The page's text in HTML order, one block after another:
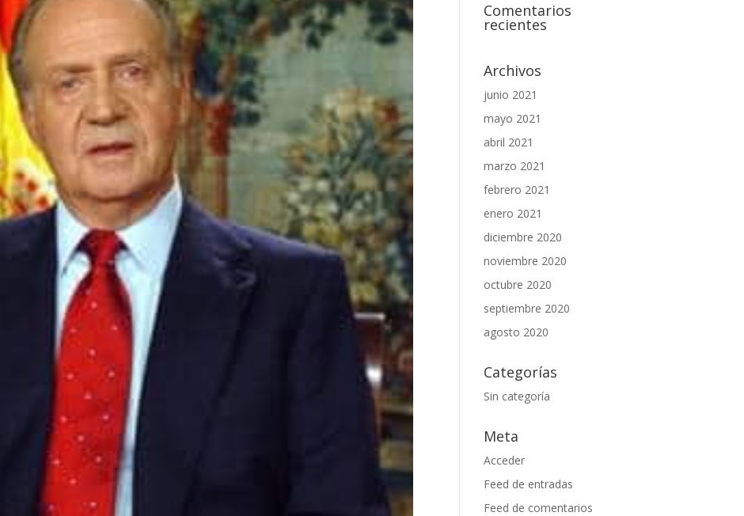
Comentarios
recientes
Archivos
junio 2021
mayo 2021
abril 2021
marzo 2021
febrero 2021
enero 2021
diciembre 2020
noviembre 2020
octubre 2020
septiembre 2020
agosto 2020
Categorías
Sin categoría
Meta
Acceder
Feed de entradas
Feed de comentarios